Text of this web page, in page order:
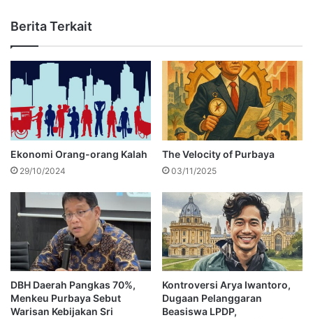
Berita Terkait
Ekonomi Orang-orang Kalah
29/10/2024
The Velocity of Purbaya
03/11/2025
DBH Daerah Pangkas 70%,
Menkeu Purbaya Sebut
Warisan Kebijakan Sri
Kontroversi Arya Iwantoro,
Dugaan Pelanggaran
Beasiswa LPDP,